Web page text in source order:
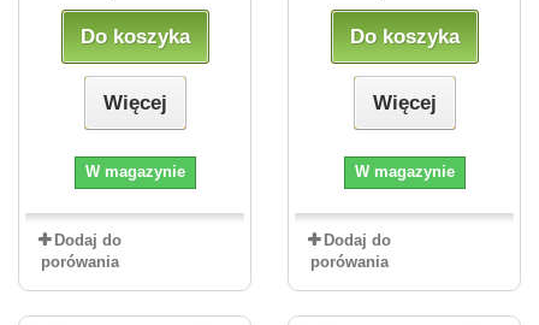
Do koszyka
Więcej
W magazynie
Dodaj do
porówania
Do koszyka
Więcej
W magazynie
Dodaj do
porówania